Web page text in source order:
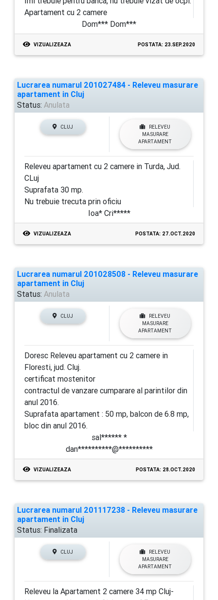
Apartament cu 2 camere
Dom*** Dom***
VIZUALIZEAZA POSTATA: 23.SEP.2020
Lucrarea numarul 201027484 - Releveu masurare
apartament in Cluj
Status: Anulata
CLUJ
RELEVEU
MASURARE
APARTAMENT
Releveu apartament cu 2 camere in Turda, Jud.
CLuj
Suprafata 30 mp.
Nu trebuie trecuta prin oficiu
Ioa* Cri*****
VIZUALIZEAZA POSTATA: 27.OCT.2020
Lucrarea numarul 201028508 - Releveu masurare
apartament in Cluj
Status: Anulata
CLUJ
RELEVEU
MASURARE
APARTAMENT
Doresc Releveu apartament cu 2 camere in
Floresti, jud. Cluj.
certificat mostenitor
contractul de vanzare cumparare al parintilor din
anul 2016.
Suprafata apartament : 50 mp, balcon de 6.8 mp,
bloc din anul 2016.
sal****** *
dan**********@**********
VIZUALIZEAZA POSTATA: 28.OCT.2020
Lucrarea numarul 201117238 - Releveu masurare
apartament in Cluj
Status: Finalizata
CLUJ
RELEVEU
MASURARE
APARTAMENT
Releveu la Apartament 2 camere 34 mp Cluj-